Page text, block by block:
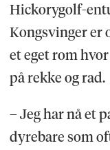
Hickorygolf-
Kongsvinger er
et eget rom
på rekke og rad.
– Jeg har nå et
dyrebare som